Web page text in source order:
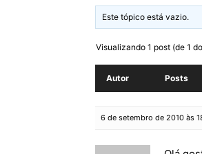
Este tópico está vazio.
Visualizando 1 post (de 1
Autor Posts
6 de setembro de 2010 às